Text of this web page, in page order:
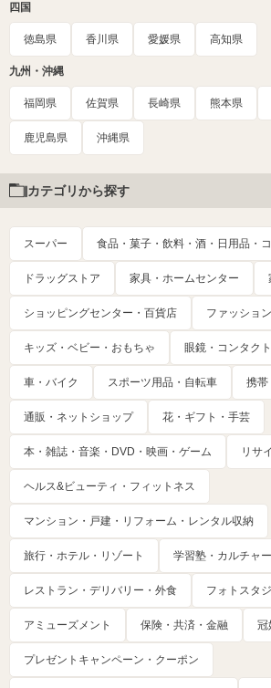
四国
徳島県 香川県 愛媛県 高知県
九州・沖縄
福岡県 佐賀県 長崎県 熊本県
鹿児島県 沖縄県
カテゴリから探す
スーパー 食品・菓子・飲料・酒・日用品・
ドラッグストア 家具・ホームセンター
ショッピングセンター・百貨店 ファッション
キッズ・ベビー・おもちゃ 眼鏡・コンタク
車・バイク スポーツ用品・自転車 携帯
通販・ネットショップ 花・ギフト・手芸
本・雑誌・音楽・DVD・映画・ゲーム リサ
ヘルス&ビューティ・フィットネス
マンション・戸建・リフォーム・レンタル収納
旅行・ホテル・リゾート 学習塾・カルチャ
レストラン・デリバリー・外食 フォトスタ
アミューズメント 保険・共済・金融 冠
プレゼントキャンペーン・クーポン